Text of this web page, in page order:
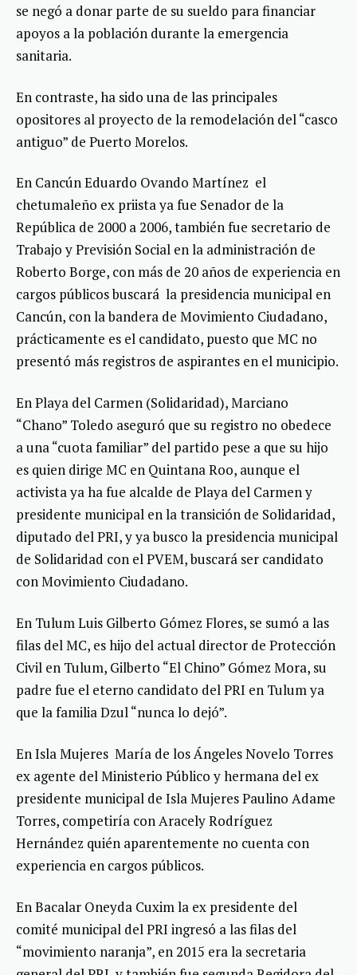
se negó a donar parte de su sueldo para financiar
apoyos a la población durante la emergencia
sanitaria.
En contraste, ha sido una de las principales
opositores al proyecto de la remodelación del “casco
antiguo” de Puerto Morelos.
En Cancún Eduardo Ovando Martínez el
chetumaleño ex priista ya fue Senador de la
República de 2000 a 2006, también fue secretario de
Trabajo y Previsión Social en la administración de
Roberto Borge, con más de 20 años de experiencia en
cargos públicos buscará la presidencia municipal en
Cancún, con la bandera de Movimiento Ciudadano,
prácticamente es el candidato, puesto que MC no
presentó más registros de aspirantes en el municipio.
En Playa del Carmen (Solidaridad), Marciano
“Chano” Toledo aseguró que su registro no obedece
a una “cuota familiar” del partido pese a que su hijo
es quien dirige MC en Quintana Roo, aunque el
activista ya ha fue alcalde de Playa del Carmen y
presidente municipal en la transición de Solidaridad,
diputado del PRI, y ya busco la presidencia municipal
de Solidaridad con el PVEM, buscará ser candidato
con Movimiento Ciudadano.
En Tulum Luis Gilberto Gómez Flores, se sumó a las
filas del MC, es hijo del actual director de Protección
Civil en Tulum, Gilberto “El Chino” Gómez Mora, su
padre fue el eterno candidato del PRI en Tulum ya
que la familia Dzul “nunca lo dejó”.
En Isla Mujeres María de los Ángeles Novelo Torres
ex agente del Ministerio Público y hermana del ex
presidente municipal de Isla Mujeres Paulino Adame
Torres, competiría con Aracely Rodríguez
Hernández quién aparentemente no cuenta con
experiencia en cargos públicos.
En Bacalar Oneyda Cuxim la ex presidente del
comité municipal del PRI ingresó a las filas del
“movimiento naranja”, en 2015 era la secretaria